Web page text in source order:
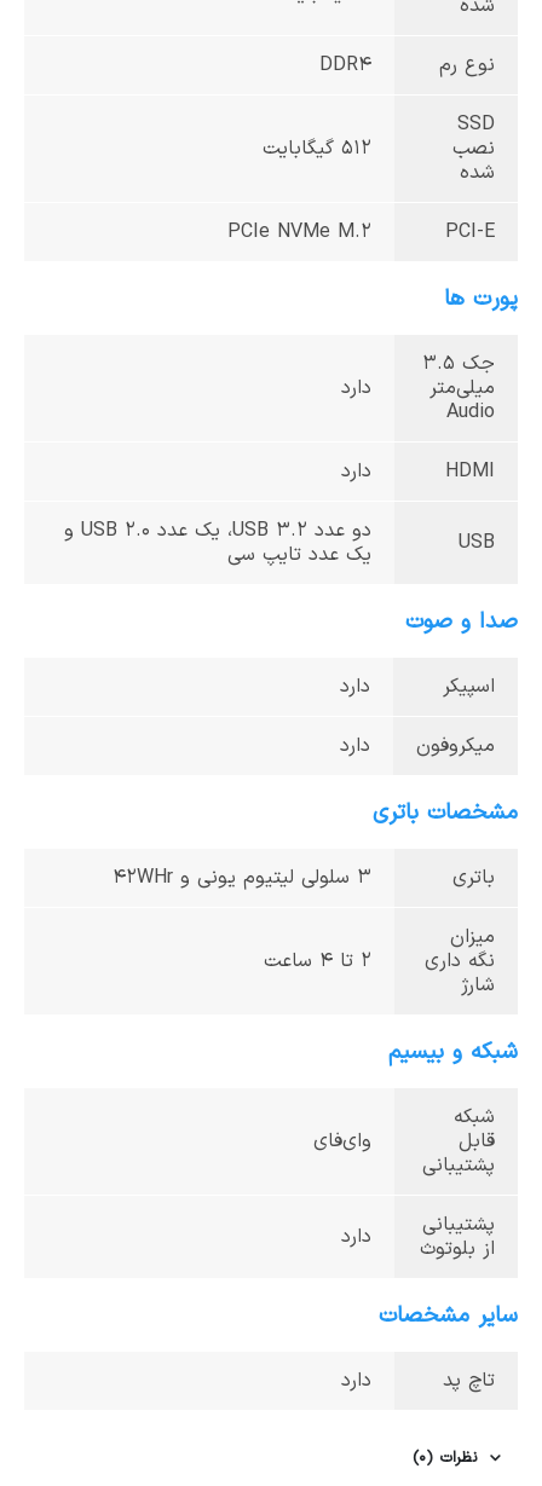
شده
نوع رم DDR4
SSD
نصب
شده
512 گیگابایت
PCI-E
PCIe NVMe M.2
پورت ها
جک 3.5
میلی‌متر
Audio
دارد
HDMI دارد
USB
دو عدد USB 3.2، یک عدد USB 2.0 و
یک عدد تایپ سی
صدا و صوت
اسپیکر دارد
میکروفون دارد
مشخصات باتری
باتری 3 سلولی لیتیوم یونی و 42WHr
میزان
نگه داری
شارژ
2 تا 4 ساعت
شبکه و بیسیم
شبکه
قابل
پشتیبانی
وای‌فای
پشتیبانی
از بلوتوث
دارد
سایر مشخصات
تاچ پد دارد
نظرات (0)